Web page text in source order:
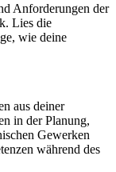
Anforderungen der
Lies die
wie deine
aus deiner
in der Planung,
Gewerken
während des